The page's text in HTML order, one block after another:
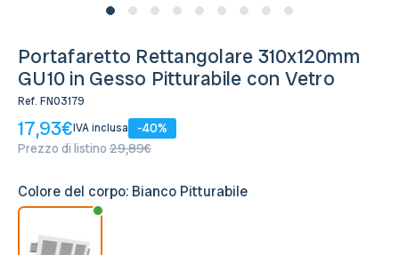
Portafaretto Rettangolare 310x120mm
GU10 in Gesso Pitturabile con Vetro
Ref. FN03179
17,93€IVA inclusa
-40%
Prezzo di listino 29,89€
Colore del corpo: Bianco Pitturabile